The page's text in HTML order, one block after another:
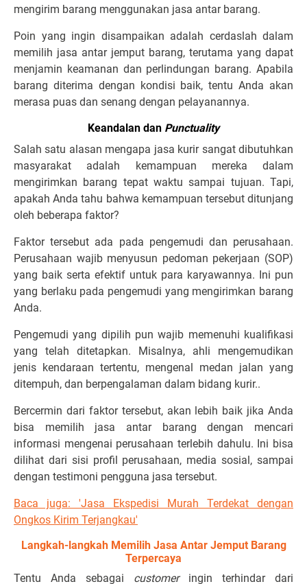
mengirim barang menggunakan jasa antar barang.
Poin yang ingin disampaikan adalah cerdaslah dalam
memilih jasa antar jemput barang, terutama yang dapat
menjamin keamanan dan perlindungan barang. Apabila
barang diterima dengan kondisi baik, tentu Anda akan
merasa puas dan senang dengan pelayanannya.
Keandalan dan Punctuality
Salah satu alasan mengapa jasa kurir sangat dibutuhkan
masyarakat adalah kemampuan mereka dalam
mengirimkan barang tepat waktu sampai tujuan. Tapi,
apakah Anda tahu bahwa kemampuan tersebut ditunjang
oleh beberapa faktor?
Faktor tersebut ada pada pengemudi dan perusahaan.
Perusahaan wajib menyusun pedoman pekerjaan (SOP)
yang baik serta efektif untuk para karyawannya. Ini pun
yang berlaku pada pengemudi yang mengirimkan barang
Anda.
Pengemudi yang dipilih pun wajib memenuhi kualifikasi
yang telah ditetapkan. Misalnya, ahli mengemudikan
jenis kendaraan tertentu, mengenal medan jalan yang
ditempuh, dan berpengalaman dalam bidang kurir..
Bercermin dari faktor tersebut, akan lebih baik jika Anda
bisa memilih jasa antar barang dengan mencari
informasi mengenai perusahaan terlebih dahulu. Ini bisa
dilihat dari sisi profil perusahaan, media sosial, sampai
dengan testimoni pengguna jasa tersebut.
Baca juga: 'Jasa Ekspedisi Murah Terdekat dengan
Ongkos Kirim Terjangkau'
Langkah-langkah Memilih Jasa Antar Jemput Barang
Terpercaya
Tentu Anda sebagai customeringin terhindar dari